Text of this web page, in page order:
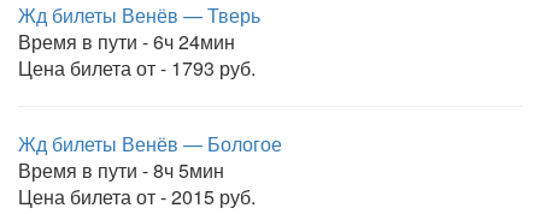
Жд билеты Венёв — Тверь
Время в пути - 6ч 24мин
Цена билета от - 1793 руб.
Жд билеты Венёв — Бологое
Время в пути - 8ч 5мин
Цена билета от - 2015 руб.